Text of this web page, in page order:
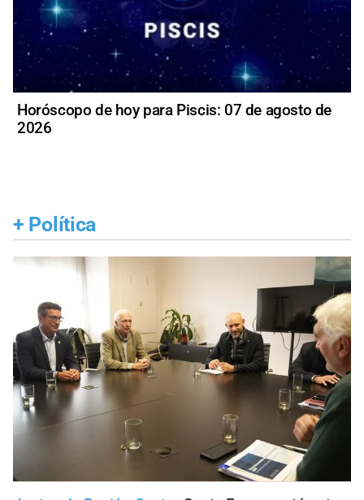
Horóscopo de hoy para Piscis: 07 de agosto de
2026
+ Política